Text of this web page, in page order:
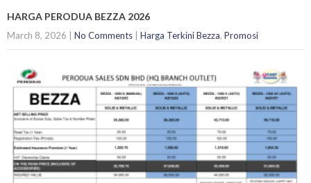
HARGA PERODUA BEZZA 2026
March 8, 2026 No Comments Harga Terkini Bezza, Promosi